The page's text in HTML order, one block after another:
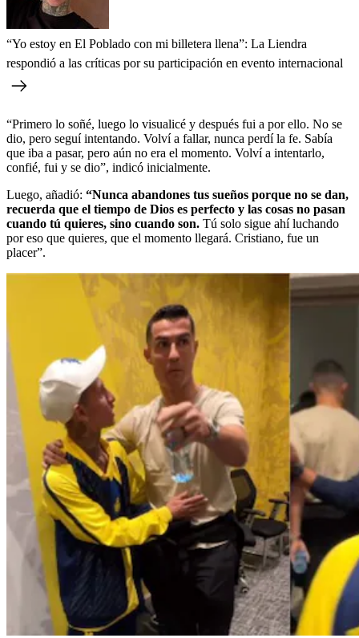
“Yo estoy en El Poblado con mi billetera llena”: La Liendra
respondió a las críticas por su participación en evento internacional
“Primero lo soñé, luego lo visualicé y después fui a por ello. No se
dio, pero seguí intentando. Volví a fallar, nunca perdí la fe. Sabía
que iba a pasar, pero aún no era el momento. Volví a intentarlo,
confié, fui y se dio”, indicó inicialmente.
Luego, añadió: “Nunca abandones tus sueños porque no se dan,
recuerda que el tiempo de Dios es perfecto y las cosas no pasan
cuando tú quieres, sino cuando son. Tú solo sigue ahí luchando
por eso que quieres, que el momento llegará. Cristiano, fue un
placer”.